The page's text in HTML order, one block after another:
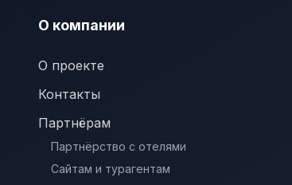
О компании
О проекте
Контакты
Партнёрам
Партнёрство с отелями
Сайтам и турагентам